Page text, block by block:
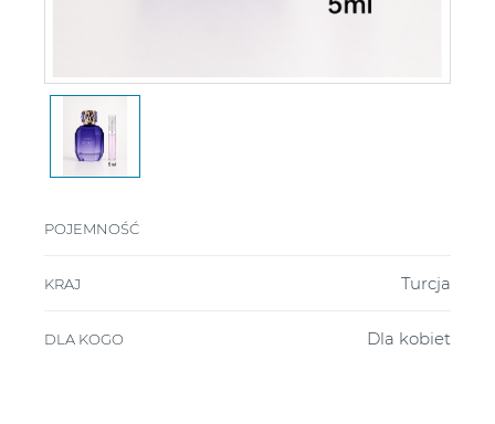
POJEMNOŚĆ
KRAJ Turcja
DLA KOGO Dla kobiet